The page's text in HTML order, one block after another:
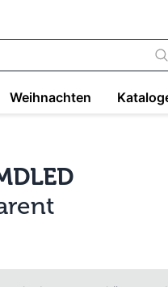
Weihnachten